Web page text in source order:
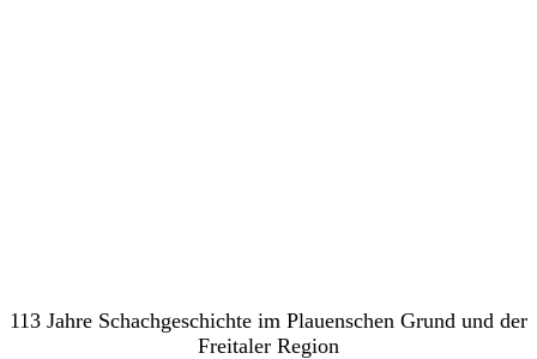
113 Jahre Schachgeschichte im Plauenschen Grund und der
Freitaler Region